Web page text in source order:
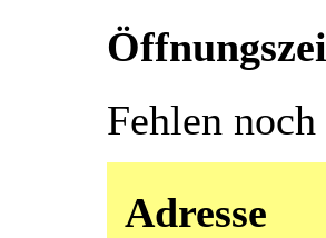
Fehlen noch
Adresse